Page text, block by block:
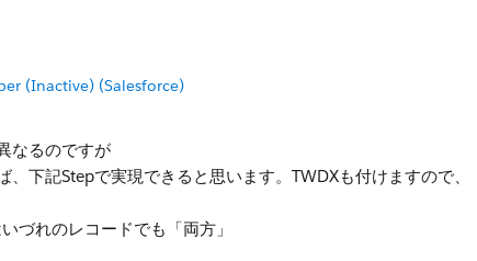
(Inactive) (Salesforce)
なるのですが
下記Stepで実現できると思います。TWDXも付けますので、
づれのレコードでも「両方」